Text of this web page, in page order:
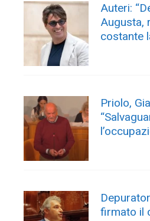
Auteri:
Augusta,
costante
Priolo,
firmato il